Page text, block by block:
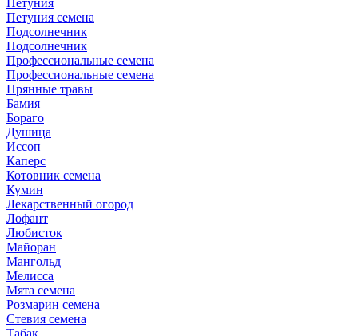
Петуния
Петуния семена
Подсолнечник
Подсолнечник
Профессиональные семена
Профессиональные семена
Прянные травы
Бамия
Бораго
Душица
Иссоп
Каперс
Котовник семена
Кумин
Лекарственный огород
Лофант
Любисток
Майоран
Мангольд
Мелисса
Мята семена
Розмарин семена
Стевия семена
Табак